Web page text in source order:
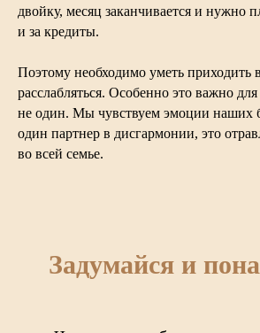
двойку, месяц заканчивается и нужно
и за кредиты.
Поэтому необходимо уметь приходить
расслабляться. Особенно это важно
не один. Мы чувствуем эмоции наших
один партнер в дисгармонии, это
во всей семье.
Задумайся и